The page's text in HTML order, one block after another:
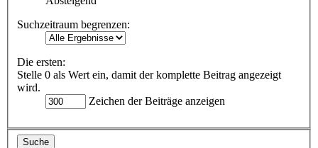
Suchzeitraum begrenzen:
Die ersten:
Stelle 0 als Wert ein, damit der komplette Beitrag angezeigt
wird.
Zeichen der Beiträge anzeigen